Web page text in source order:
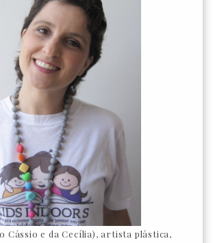
Cássio e da Cecília), artista plástica,